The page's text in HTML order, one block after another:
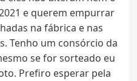
e querem empurrar
na fábrica e nas
Tenho um consórcio da
se for sorteado eu
Prefiro esperar pela